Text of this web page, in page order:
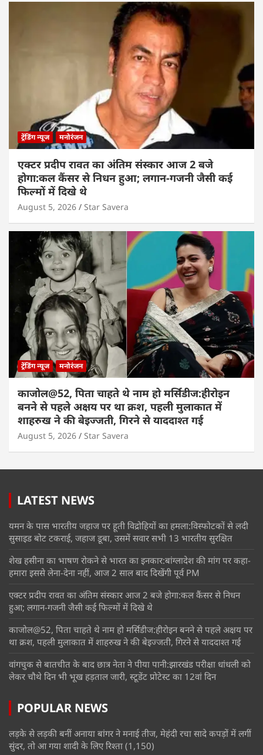
ट्रेंडिंग न्यूज मनोरंजन
एक्टर प्रदीप रावत का अंतिम संस्कार आज 2 बजे
होगा:कल कैंसर से निधन हुआ; लगान-गजनी जैसी कई
फिल्मों में दिखे थे
August 5, 2026 Star Savera
ट्रेंडिंग न्यूज मनोरंजन
काजोल@52, पिता चाहते थे नाम हो मर्सिडीज:हीरोइन
बनने से पहले अक्षय पर था क्रश, पहली मुलाकात में
शाहरुख ने की बेइज्जती, गिरने से याददाश्त गई
August 5, 2026 Star Savera
LATEST NEWS
यमन के पास भारतीय जहाज पर हूती विद्रोहियों का हमला:विस्फोटकों से लदी
सुसाइड बोट टकराई, जहाज डूबा, उसमें सवार सभी 13 भारतीय सुरक्षित
शेख हसीना का भाषण रोकने से भारत का इनकार:बांग्लादेश की मांग पर कहा-
हमारा इससे लेना-देना नहीं, आज 2 साल बाद दिखेंगी पूर्व PM
एक्टर प्रदीप रावत का अंतिम संस्कार आज 2 बजे होगा:कल कैंसर से निधन
हुआ; लगान-गजनी जैसी कई फिल्मों में दिखे थे
काजोल@52, पिता चाहते थे नाम हो मर्सिडीज:हीरोइन बनने से पहले अक्षय पर
था क्रश, पहली मुलाकात में शाहरुख ने की बेइज्जती, गिरने से याददाश्त गई
वांगचुक से बातचीत के बाद छात्र नेता ने पीया पानी:झारखंड परीक्षा धांधली को
लेकर चौथे दिन भी भूख हड़ताल जारी, स्टूडेंट प्रोटेस्ट का 12वां दिन
POPULAR NEWS
लड़के से लड़की बनीं अनाया बांगर ने मनाई तीज, मेहंदी रचा सादे कपड़ों में लगीं
सुंदर, तो आ गया शादी के लिए रिश्ता (1,150)